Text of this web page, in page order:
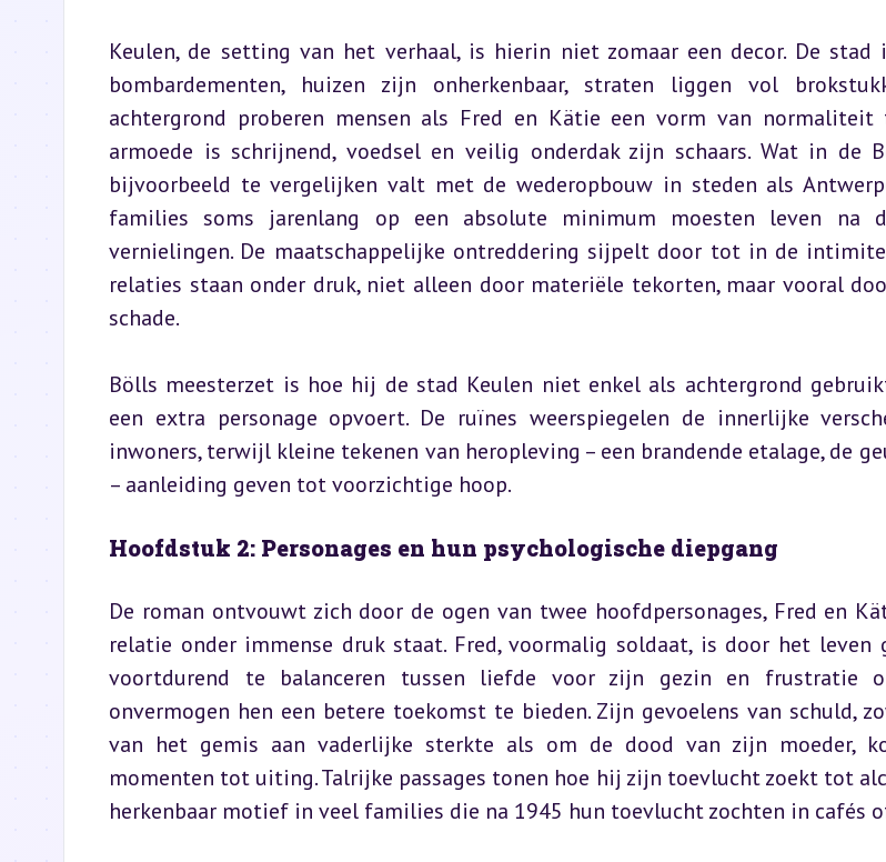
Keulen, de setting van het verhaal, is hierin niet zomaar een decor. De stad
bombardementen, huizen zijn onherkenbaar, straten liggen vol
achtergrond proberen mensen als Fred en Kätie een vorm van normaliteit
armoede is schrijnend, voedsel en veilig onderdak zijn schaars. Wat in de
bijvoorbeeld te vergelijken valt met de wederopbouw in steden als
families soms jarenlang op een absolute minimum moesten leven na
vernielingen. De maatschappelijke ontreddering sijpelt door tot in de
relaties staan onder druk, niet alleen door materiële tekorten, maar vooral
schade.
Bölls meesterzet is hoe hij de stad Keulen niet enkel als achtergrond
een extra personage opvoert. De ruïnes weerspiegelen de innerlijke
inwoners, terwijl kleine tekenen van heropleving – een brandende etalage, de
– aanleiding geven tot voorzichtige hoop.
Hoofdstuk 2: Personages en hun psychologische diepgang
De roman ontvouwt zich door de ogen van twee hoofdpersonages, Fred en
relatie onder immense druk staat. Fred, voormalig soldaat, is door het
voortdurend te balanceren tussen liefde voor zijn gezin en frustratie
onvermogen hen een betere toekomst te bieden. Zijn gevoelens van schuld,
van het gemis aan vaderlijke sterkte als om de dood van zijn moeder,
momenten tot uiting. Talrijke passages tonen hoe hij zijn toevlucht zoekt tot
herkenbaar motief in veel families die na 1945 hun toevlucht zochten in cafés